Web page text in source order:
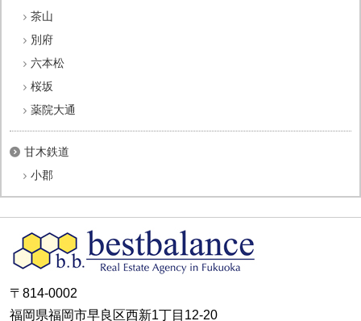
茶山
別府
六本松
桜坂
薬院大通
甘木鉄道
小郡
〒814-0002
福岡県福岡市早良区西新1丁目12-20